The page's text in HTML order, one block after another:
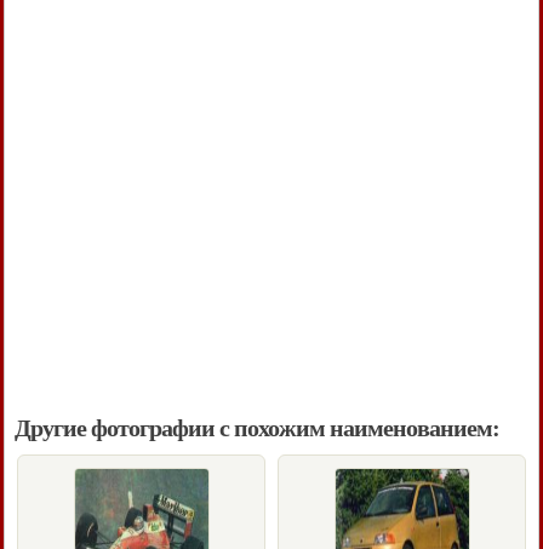
Другие фотографии с похожим наименованием: